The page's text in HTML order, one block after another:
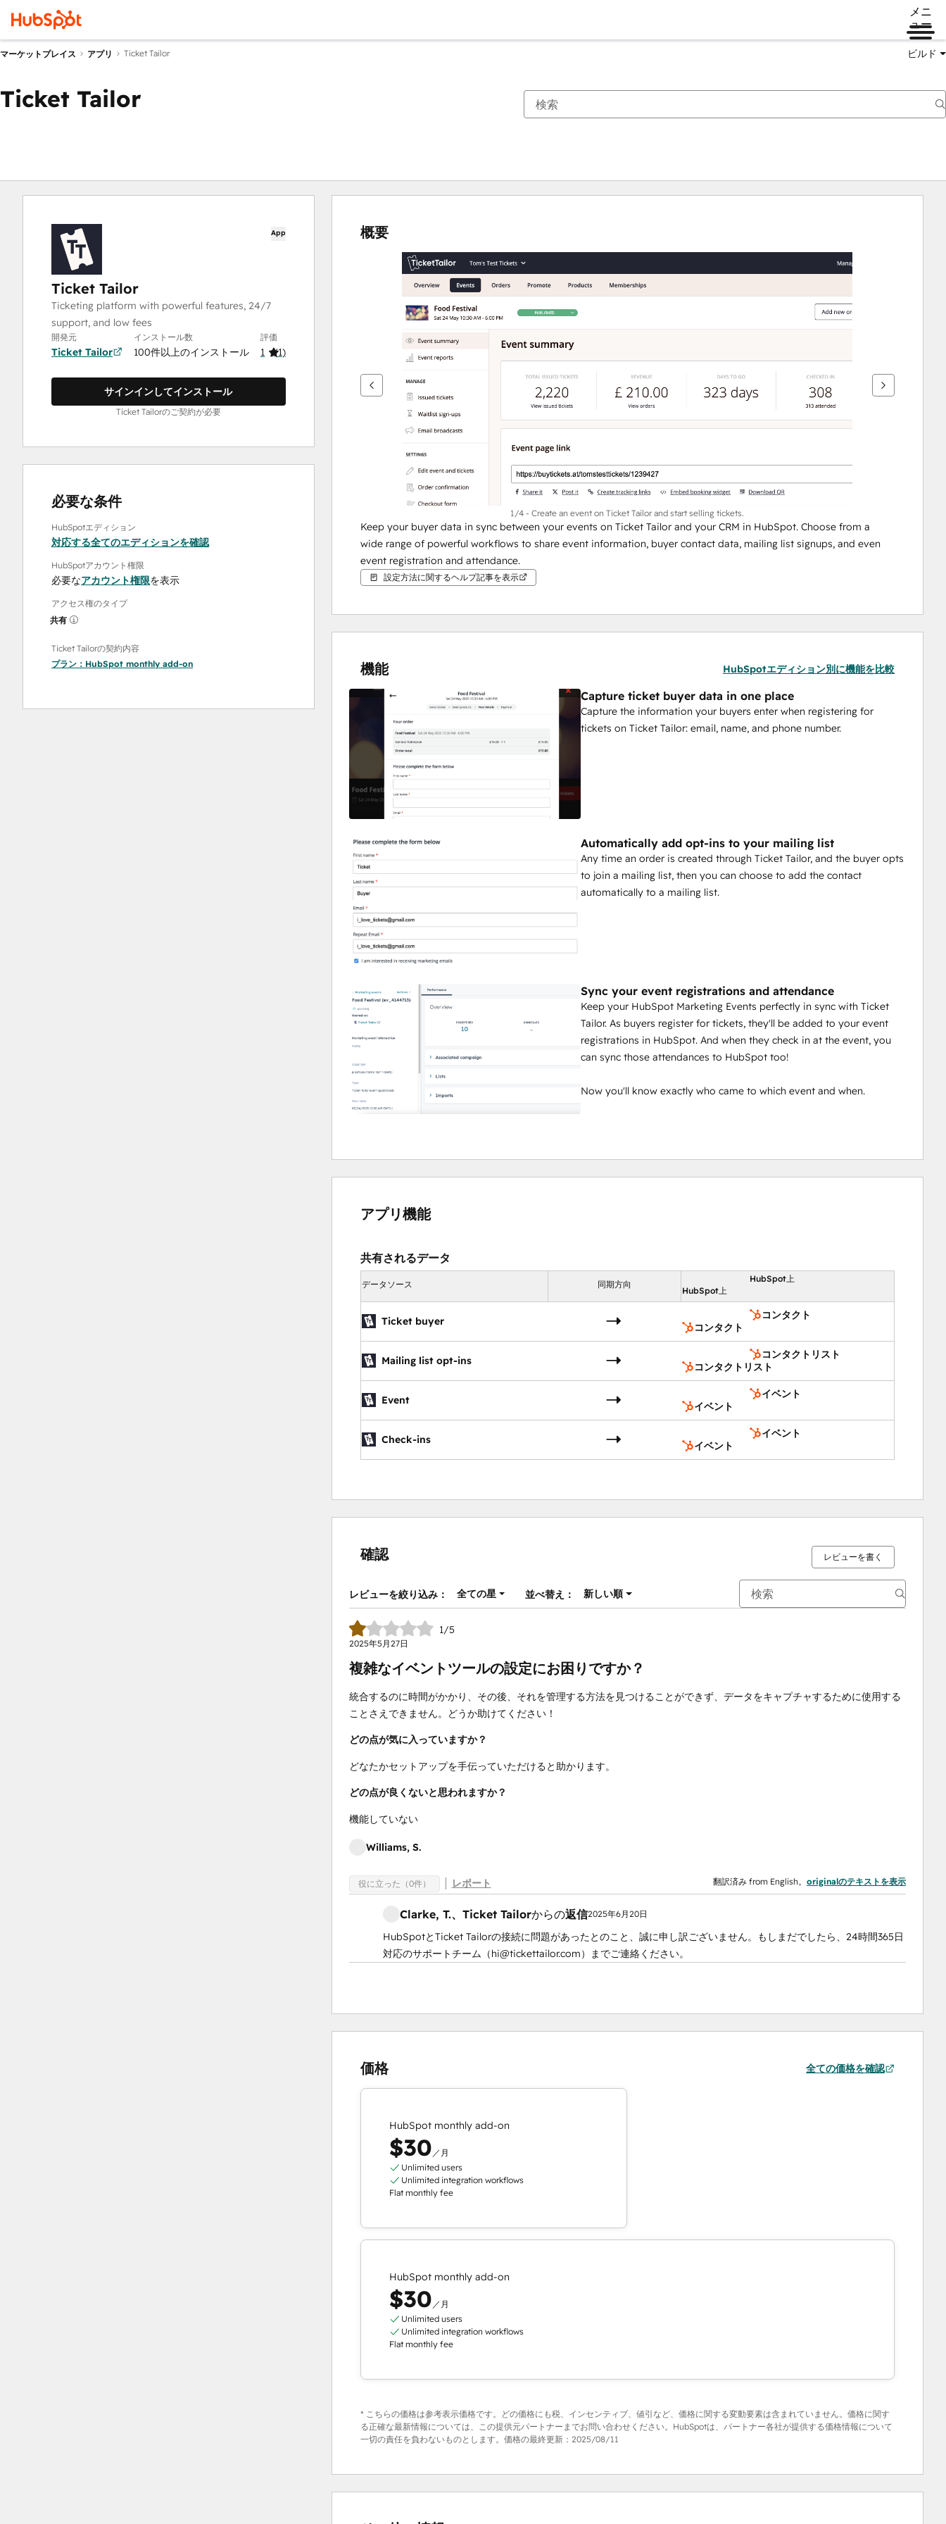
メニ
ュー
マーケットプレイス アプリ Ticket Tailor ビルド
Ticket Tailor
App
Ticket Tailor
Ticketing platform with powerful features, 24/7
support, and low fees
開発元
Ticket Tailor
インストール数
100件以上のインストール
評価
1 (1)
サインインしてインストール
Ticket Tailorのご契約が必要
必要な条件
HubSpotエディション
対応する全てのエディションを確認
HubSpotアカウント権限
必要なアカウント権限を表示
アクセス権のタイプ
共有
Ticket Tailorの契約内容
プラン： HubSpot monthly add-on
概要
す
る
使
用
し
ま
1/4 - Create an event on Ticket Tailor and start selling tickets.
Keep your buyer data in sync between your events on Ticket Tailor and your CRM in HubSpot. Choose from a
wide range of powerful workflows to share event information, buyer contact data, mailing list signups, and even
event registration and attendance.
設定方法に関するヘルプ記事を表示
機能 HubSpotエディション別に機能を比較
Capture ticket buyer data in one place
Capture the information your buyers enter when registering for
tickets on Ticket Tailor: email, name, and phone number.
Automatically add opt-ins to your mailing list
Any time an order is created through Ticket Tailor, and the buyer opts
to join a mailing list, then you can choose to add the contact
automatically to a mailing list.
Sync your event registrations and attendance
Keep your HubSpot Marketing Events perfectly in sync with Ticket
Tailor. As buyers register for tickets, they'll be added to your event
registrations in HubSpot. And when they check in at the event, you
can sync those attendances to HubSpot too!
Now you'll know exactly who came to which event and when.
アプリ機能
共有されるデータ
データソース 同期方向
HubSpot上
HubSpot上
Ticket buyer
コンタクト
コンタクト
Mailing list opt-ins
コンタクトリスト
コンタクトリスト
Event
イベント
イベント
Check-ins
イベント
イベント
確認 レビューを書く
レビューを絞り込み： 全ての星 並べ替え： 新しい順
1/5
2025年5月27日
複雑なイベントツールの設定にお困りですか？
統合するのに時間がかかり、その後、それを管理する方法を見つけることができず、データをキャプチャするために使用する
ことさえできません。どうか助けてください！
どの点が気に入っていますか？
どなたかセットアップを手伝っていただけると助かります。
どの点が良くないと思われますか？
機能していない
Williams, S.
役に立った（0件） レポート 翻訳済み from English。 originalのテキストを表示
Clarke, T.、Ticket Tailorからの返信2025年6月20日
HubSpotとTicket Tailorの接続に問題があったとのこと、誠に申し訳ございません。もしまだでしたら、24時間365日
対応のサポートチーム（hi@tickettailor.com）までご連絡ください。
価格 全ての価格を確認
HubSpot monthly add-on
$30 ／月
Unlimited users
Unlimited integration workflows
Flat monthly fee
HubSpot monthly add-on
$30 ／月
Unlimited users
Unlimited integration workflows
Flat monthly fee
* こちらの価格は参考表示価格です。どの価格にも税、インセンティブ、値引など、価格に関する変動要素は含まれていません。価格に関す
る正確な最新情報については、この提供元パートナーまでお問い合わせください。HubSpotは、パートナー各社が提供する価格情報について
一切の責任を負わないものとします。価格の最終更新： 2025/08/11